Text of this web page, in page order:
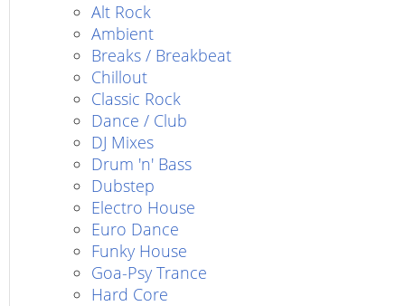
Alt Rock
Ambient
Breaks / Breakbeat
Chillout
Classic Rock
Dance / Club
DJ Mixes
Drum 'n' Bass
Dubstep
Electro House
Euro Dance
Funky House
Goa-Psy Trance
Hard Core